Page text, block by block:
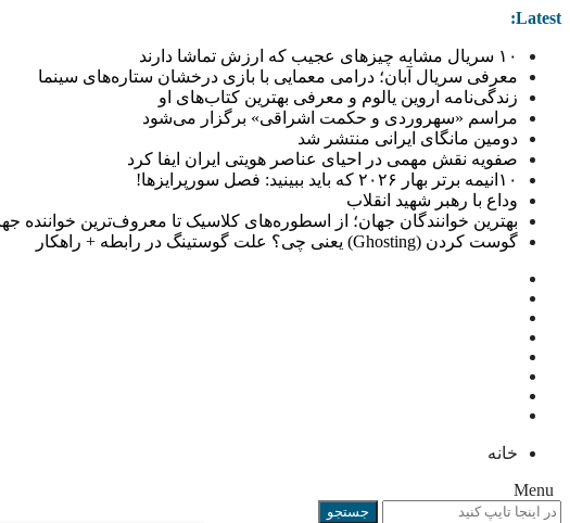
Latest:
۱۰ سریال مشابه چیزهای عجیب که ارزش تماشا دارند
معرفی سریال آبان؛ درامی معمایی با بازی درخشان ستاره‌های سینما
زندگی‌نامه اروین یالوم و معرفی بهترین کتاب‌های او
مراسم «سهروردی و حکمت اشراقی» برگزار می‌شود
دومین مانگای ایرانی منتشر شد
صفویه نقش مهمی در احیای عناصر هویتی ایران ایفا کرد
۱۰انیمه برتر بهار ۲۰۲۶ که باید ببینید: فصل سورپرایزها!
وداع با رهبر شهید انقلاب
بهترین خوانندگان جهان؛ از اسطوره‌های کلاسیک تا معروف‌ترین خواننده جهان
گوست کردن (Ghosting) یعنی چی؟ علت گوستینگ در رابطه + راهکار
خانه
Menu